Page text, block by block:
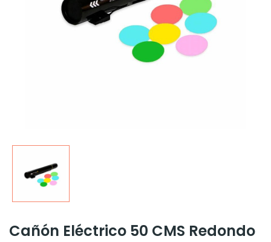
Cañón Eléctrico 50 CMS Redondo